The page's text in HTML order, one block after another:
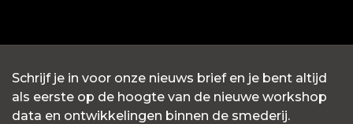
Schrijf je in voor onze nieuws brief en je bent altijd
als eerste op de hoogte van de nieuwe workshop
data en ontwikkelingen binnen de smederij.